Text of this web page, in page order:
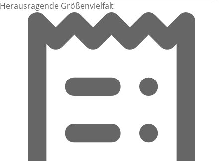
Herausragende Größenvielfalt